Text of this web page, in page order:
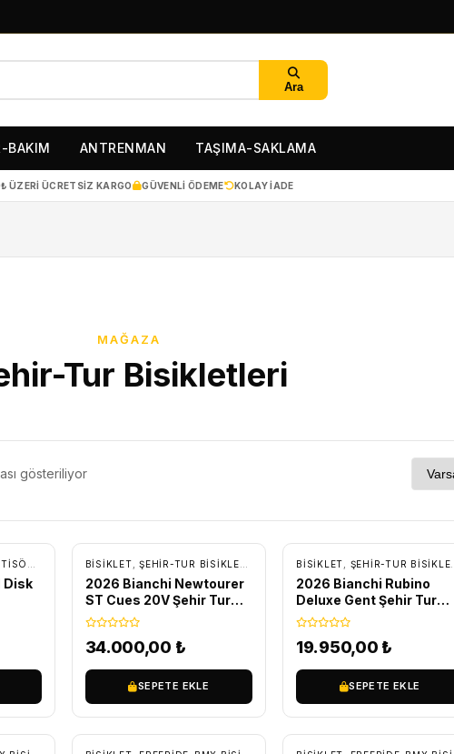
Ara
BAKIM ANTRENMAN TAŞIMA-SAKLAMA
ÜZERI ÜCRETSIZ KARGO GÜVENLI ÖDEME KOLAY IADE
MAĞAZA
Tur Bisikletleri
gösteriliyor
,ŞEHIR-TUR BISIKLETLERI
Disk
ÜCRETSIZ KARGO
BİSİKLET ŞEHIR-TUR BISIKLETLERI TUR - TREKKING BISIKLETLER
2026 Bianchi Newtourer
ST Cues 20V Şehir Tur
Bisikleti Açık Gri
34.000,00 ₺
SEPETE EKLE
ÜCRETSIZ KARGO
BİSİKLET ŞEHIR-TUR BISIKLETLERI
2026 Bianchi Rubino
Deluxe Gent Şehir Tur
Bisikleti
19.950,00 ₺
SEPETE EKLE